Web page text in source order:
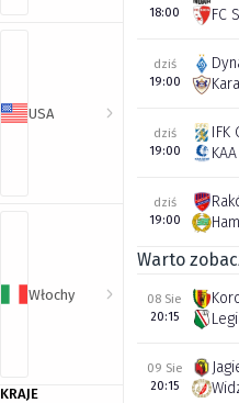
USA
Włochy
KRAJE
18:00
FC
dziś
19:00
dziś
19:00
IFK
dziś
19:00
Warto
08 Sie
20:15
09 Sie
20:15